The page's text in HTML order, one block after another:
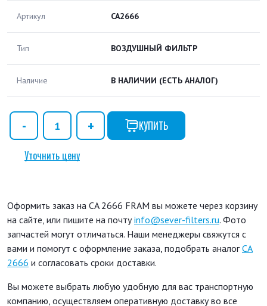
Артикул CA2666
Тип ВОЗДУШНЫЙ ФИЛЬТР
Наличие В НАЛИЧИИ (ЕСТЬ АНАЛОГ)
КУПИТЬ
Уточнить цену
Оформить заказ на CA 2666 FRAM вы можете через корзину
на сайте, или пишите на почтуinfo@sever-filters.ru. Фото
запчастей могут отличаться. Наши менеджеры свяжутся с
вами и помогут с оформление заказа, подобрать аналогCA
2666 и согласовать сроки доставки.
Вы можете выбрать любую удобную для вас транспортную
компанию, осуществляем оперативную доставку во все